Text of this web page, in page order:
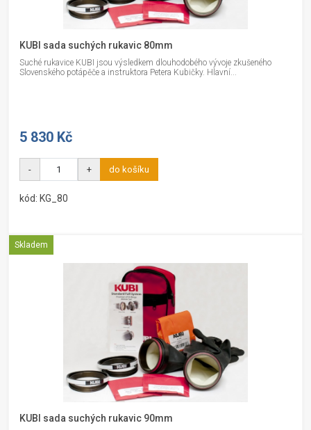
KUBI sada suchých rukavic 80mm
Suché rukavice KUBI jsou výsledkem dlouhodobého vývoje zkušeného
Slovenského potápěče a instruktora Petera Kubičky. Hlavní...
5 830 Kč
- + do košíku
kód: KG_80
Skladem
KUBI sada suchých rukavic 90mm